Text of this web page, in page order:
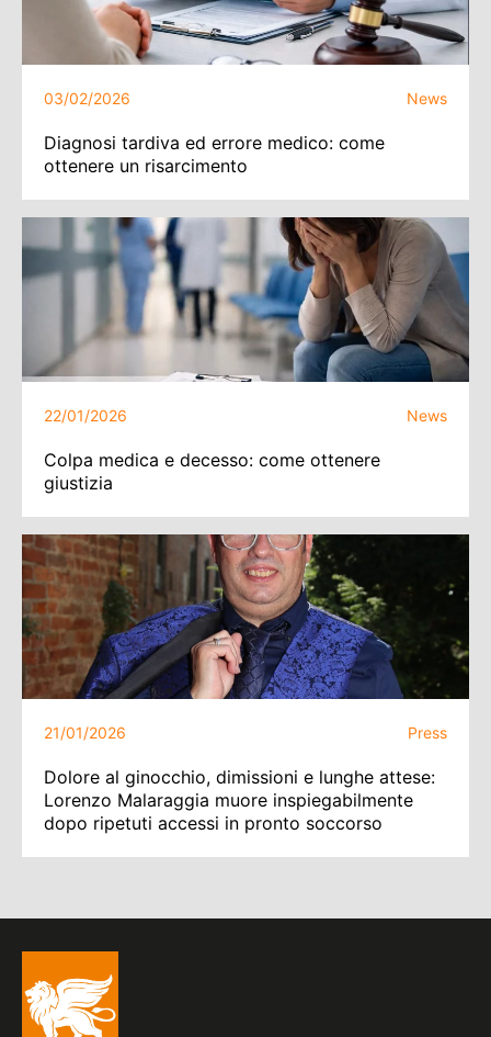
03/02/2026 News
Diagnosi tardiva ed errore medico: come
ottenere un risarcimento
22/01/2026 News
Colpa medica e decesso: come ottenere
giustizia
21/01/2026 Press
Dolore al ginocchio, dimissioni e lunghe attese:
Lorenzo Malaraggia muore inspiegabilmente
dopo ripetuti accessi in pronto soccorso